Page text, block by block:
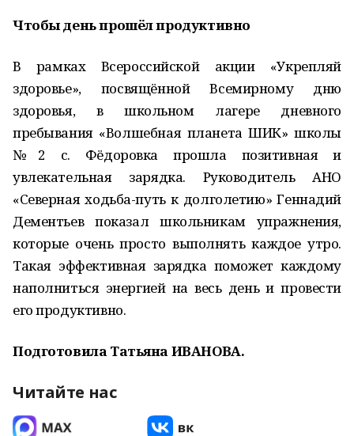
Чтобы день прошёл продуктивно
В рамках Всероссийской акции «Укрепляй
здоровье», посвящённой Всемирному дню
здоровья, в школьном лагере дневного
пребывания «Волшебная планета ШИК» школы
№2 с. Фёдоровка прошла позитивная и
увлекательная зарядка. Руководитель АНО
«Северная ходьба-путь к долголетию» Геннадий
Дементьев показал школьникам упражнения,
которые очень просто выполнять каждое утро.
Такая эффективная зарядка поможет каждому
наполниться энергией на весь день и провести
его продуктивно.
Подготовила Татьяна ИВАНОВА.
Читайте нас